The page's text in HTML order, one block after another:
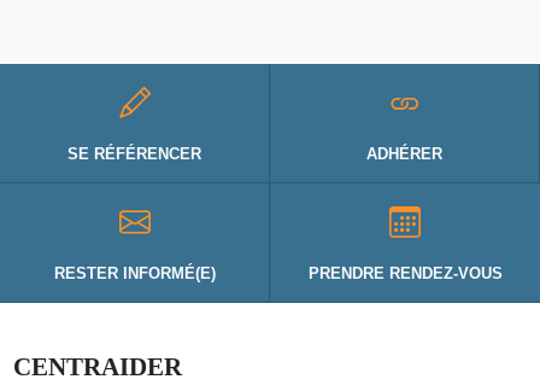
SE RÉFÉRENCER ADHÉRER
RESTER INFORMÉ(E) PRENDRE RENDEZ-VOUS
CENTRAIDER